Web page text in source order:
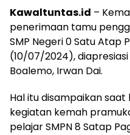
Kawaltuntas.id –
penerimaan tamu
SMP Negeri 0 Satu Atap
(10/07/2024),
Boalemo, Irwan Dai.
Hal itu disampaikan
kegiatan kemah
pelajar SMPN 8 Satap